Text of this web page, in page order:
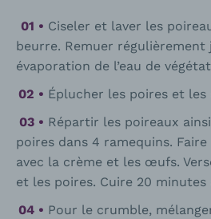
Ciseler et laver les
beurre. Remuer régulièrement
évaporation de l’eau de
Éplucher les poires et les
Répartir les poireaux
poires dans 4 ramequins.
avec la crème et les œufs.
et les poires. Cuire 20 minutes
Pour le crumble,